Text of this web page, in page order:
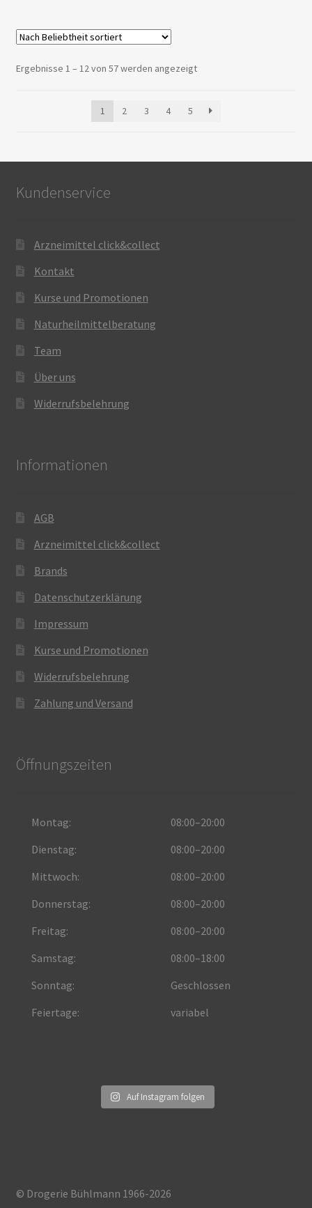
Ergebnisse 1 – 12 von 57 werden angezeigtNach
1
2 3 4 5
Kundenservice
Arzneimittel click&collect
Kontakt
Kurse und Promotionen
Naturheilmittelberatung
Team
Über uns
Widerrufsbelehrung
Informationen
AGB
Arzneimittel click&collect
Brands
Datenschutzerklärung
Impressum
Kurse und Promotionen
Widerrufsbelehrung
Zahlung und Versand
Öffnungszeiten
Montag:
08:00–20:00
Dienstag:
08:00–20:00
Mittwoch:
08:00–20:00
Donnerstag:
08:00–20:00
Freitag:
08:00–20:00
Samstag:
08:00–18:00
Sonntag:
Geschlossen
Feiertage:
variabel
Auf Instagram folgen
© Drogerie Bühlmann 1966-2026